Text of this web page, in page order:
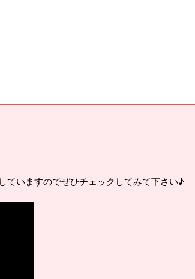
ていますのでぜひチェックしてみて下さい♪